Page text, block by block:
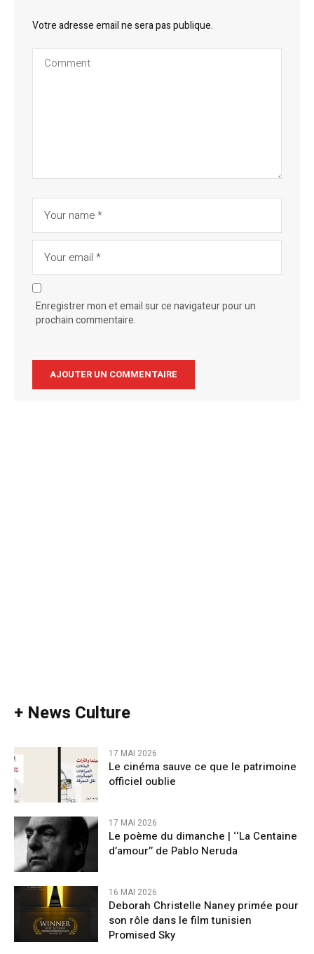
Votre adresse email ne sera pas publique.
Enregistrer mon et email sur ce navigateur pour un
prochain commentaire.
+ News Culture
17 MAI 2026
Le cinéma sauve ce que le patrimoine
officiel oublie
17 MAI 2026
Le poème du dimanche | ‘‘La Centaine
d’amour’’ de Pablo Neruda
16 MAI 2026
Deborah Christelle Naney primée pour
son rôle dans le film tunisien
Promised Sky